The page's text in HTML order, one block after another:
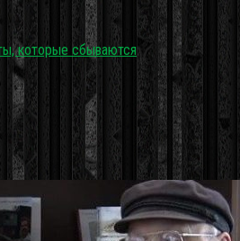
которые сбываются